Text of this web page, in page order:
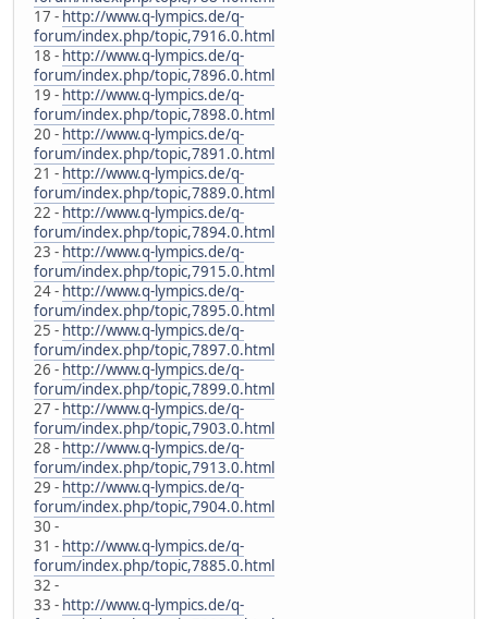
17 - http://www.q-lympics.de/q-
forum/index.php/topic,7916.0.html
18 - http://www.q-lympics.de/q-
forum/index.php/topic,7896.0.html
19 - http://www.q-lympics.de/q-
forum/index.php/topic,7898.0.html
20 - http://www.q-lympics.de/q-
forum/index.php/topic,7891.0.html
21 - http://www.q-lympics.de/q-
forum/index.php/topic,7889.0.html
22 - http://www.q-lympics.de/q-
forum/index.php/topic,7894.0.html
23 - http://www.q-lympics.de/q-
forum/index.php/topic,7915.0.html
24 - http://www.q-lympics.de/q-
forum/index.php/topic,7895.0.html
25 - http://www.q-lympics.de/q-
forum/index.php/topic,7897.0.html
26 - http://www.q-lympics.de/q-
forum/index.php/topic,7899.0.html
27 - http://www.q-lympics.de/q-
forum/index.php/topic,7903.0.html
28 - http://www.q-lympics.de/q-
forum/index.php/topic,7913.0.html
29 - http://www.q-lympics.de/q-
forum/index.php/topic,7904.0.html
30 -
31 - http://www.q-lympics.de/q-
forum/index.php/topic,7885.0.html
32 -
33 - http://www.q-lympics.de/q-